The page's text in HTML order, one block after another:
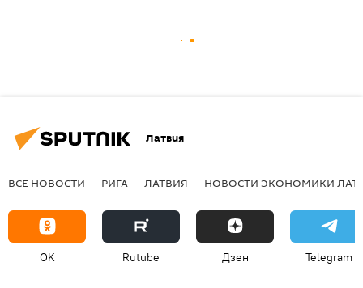
Латвия
ВСЕ НОВОСТИ РИГА ЛАТВИЯ НОВОСТИ ЭКОНОМИКИ
OK Rutube Дзен Telegram